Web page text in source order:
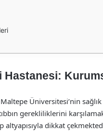
Üniversitesi’nin
gerekliliklerini
dikkat